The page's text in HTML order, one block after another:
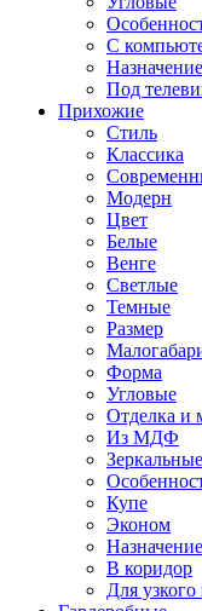
С
Назначение
Под
Прихожие
Стиль
Классика
Модерн
Цвет
Белые
Венге
Светлые
Темные
Размер
Форма
Угловые
Отделка и
Из МДФ
Зеркальные
Купе
Эконом
Назначение
В коридор
Для узкого